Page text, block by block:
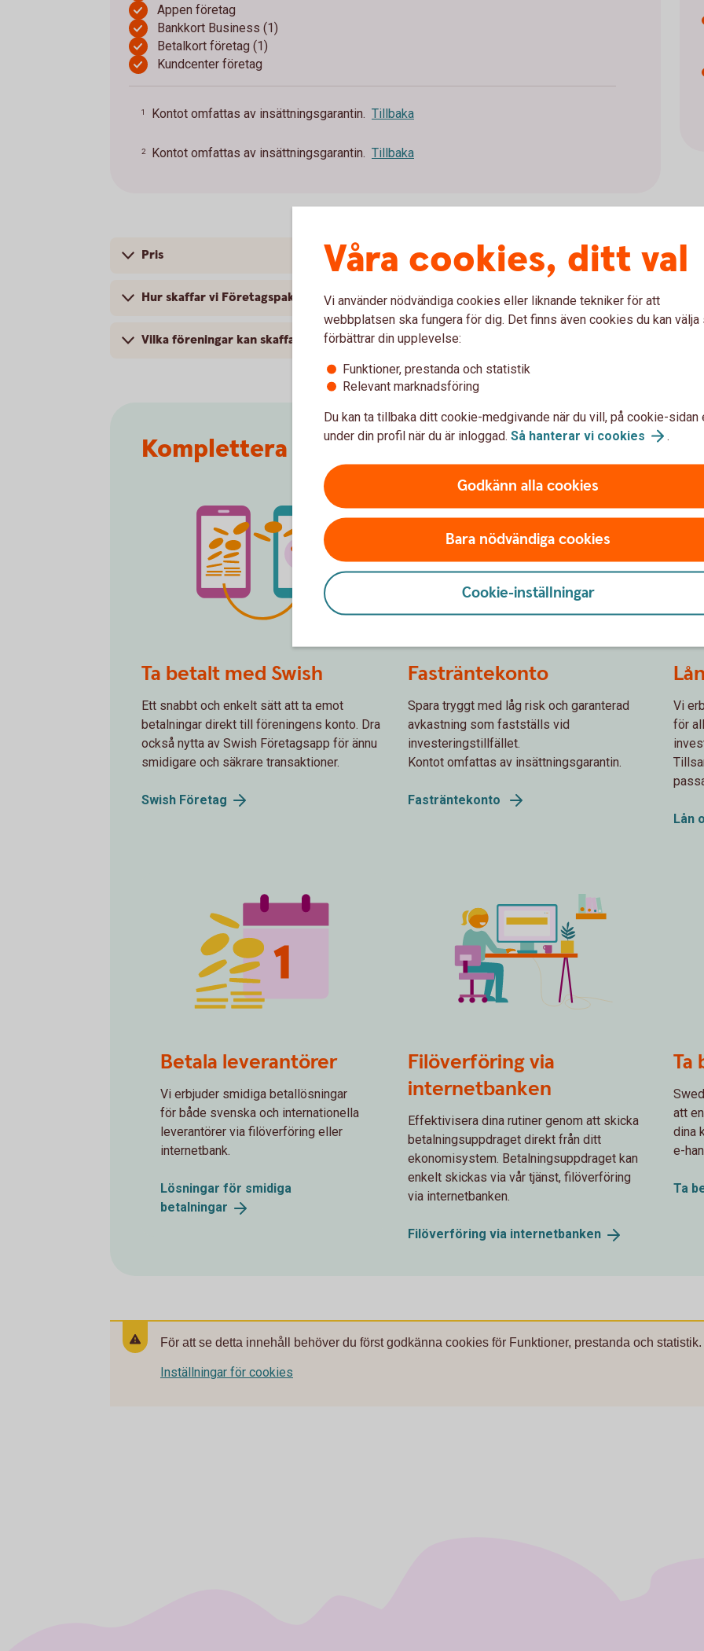
Appen företag
Bankkort Business (1)
Betalkort företag (1)
Kundcenter företag
1 Kontot omfattas av insättningsgarantin. Tillbaka
2 Kontot omfattas av insättningsgarantin. Tillbaka
Pris
Hur skaffar vi Företagspaketet till vår förening?
Vilka föreningar kan skaffa Företagspaketet?
Komplettera ditt företagspaket med fler tjänster
Ta betalt med Swish
Ett snabbt och enkelt sätt att ta emot
betalningar direkt till föreningens konto. Dra
också nytta av Swish Företagsapp för ännu
smidigare och säkrare transaktioner.
Swish Företag
spot plants growing
Fasträntekonto
Spara tryggt med låg risk och garanterad
avkastning som fastställs vid
investeringstillfället.
Kontot omfattas av insättningsgarantin.
Fasträntekonto
Vi
för
Lån
Betala leverantörer
Vi erbjuder smidiga betallösningar
för både svenska och internationella
leverantörer via filöverföring eller
internetbank.
Lösningar för smidiga
betalningar
Filöverföring via
internetbanken
Effektivisera dina rutiner genom att skicka
betalningsuppdraget direkt från ditt
ekonomisystem. Betalningsuppdraget kan
enkelt skickas via vår tjänst, filöverföring
via internetbanken.
Filöverföring via internetbanken
Ta
att
dina
e-
Ta
För att se detta innehåll behöver du först godkänna cookies för Funktioner, prestanda och statistik.
Inställningar för cookies
Våra cookies, ditt val
Vi använder nödvändiga cookies eller liknande tekniker för att
webbplatsen ska fungera för dig. Det finns även cookies du kan välja
förbättrar din upplevelse:
Funktioner, prestanda och statistik
Relevant marknadsföring
Du kan ta tillbaka ditt cookie-medgivande när du vill, på cookie-sidan
under din profil när du är inloggad. Så hanterar vi cookies .
Godkänn alla cookies
Bara nödvändiga cookies
Cookie-inställningar